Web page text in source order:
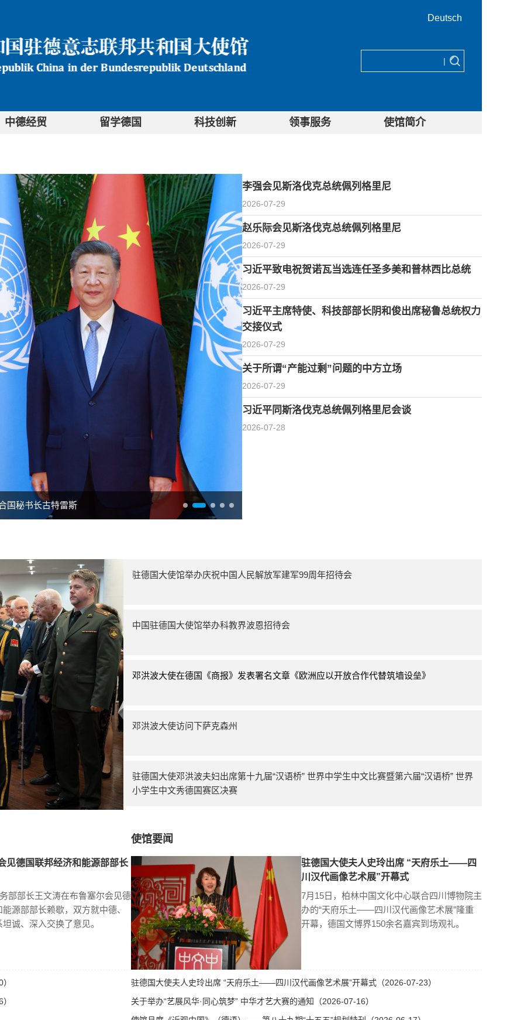
Deutsch
|
中德经贸 留学德国 科技创新 领事服务 使馆简介
国秘书长古特雷斯
李强会见斯洛伐克总统佩列格里尼
2026-07-29
赵乐际会见斯洛伐克总统佩列格里尼
2026-07-29
习近平致电祝贺诺瓦当选连任圣多美和普林西比总统
2026-07-29
习近平主席特使、科技部部长阴和俊出席秘鲁总统权力
交接仪式
2026-07-29
关于所谓“产能过剩”问题的中方立场
2026-07-29
习近平同斯洛伐克总统佩列格里尼会谈
2026-07-28
驻德国大使馆举办庆祝中国人民解放军建军99周年招待会
中国驻德国大使馆举办科教界波恩招待会
邓洪波大使在德国《商报》发表署名文章《欧洲应以开放合作代替筑墙设垒》
邓洪波大使访问下萨克森州
驻德国大使邓洪波夫妇出席第十九届“汉语桥” 世界中学生中文比赛暨第六届“汉语桥” 世界
小学生中文秀德国赛区决赛
见德国联邦经济和能源部部长
部部长王文涛在布鲁塞尔会见德
源部部长赖歇，双方就中德、
诚、深入交换了意见。
使馆要闻
驻德国大使夫人史玲出席 “天府乐土——四
川汉代画像艺术展”开幕式
7月15日，柏林中国文化中心联合四川博物院主
办的“天府乐土——四川汉代画像艺术展”隆重
开幕，德国文博界150余名嘉宾到场观礼。
驻德国大使夫人史玲出席 “天府乐土——四川汉代画像艺术展”开幕式（2026-07-23）
关于举办“艺展风华·同心筑梦” 中华才艺大赛的通知（2026-07-16）